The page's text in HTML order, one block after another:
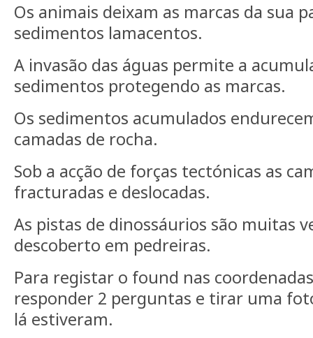
Os animais deixam as marcas da sua
sedimentos lamacentos.
A invasão das águas permite a
sedimentos protegendo as marcas.
Os sedimentos acumulados
camadas de rocha.
Sob a acção de forças tectónicas as
fracturadas e deslocadas.
As pistas de dinossáurios são muitas
descoberto em pedreiras.
Para registar o found nas
responder 2 perguntas e tirar uma
lá estiveram.